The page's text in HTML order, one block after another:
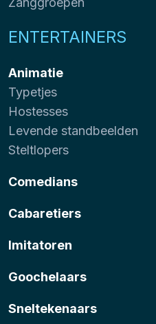
ENTERTAINERS
Animatie
Typetjes
Hostesses
Levende standbeelden
Steltlopers
Comedians
Cabaretiers
Imitatoren
Goochelaars
Sneltekenaars